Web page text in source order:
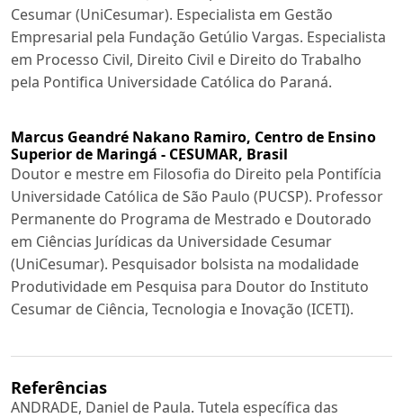
Cesumar (UniCesumar). Especialista em Gestão
Empresarial pela Fundação Getúlio Vargas. Especialista
em Processo Civil, Direito Civil e Direito do Trabalho
pela Pontifica Universidade Católica do Paraná.
Marcus Geandré Nakano Ramiro, Centro de Ensino
Superior de Maringá - CESUMAR, Brasil
Doutor e mestre em Filosofia do Direito pela Pontifícia
Universidade Católica de São Paulo (PUCSP). Professor
Permanente do Programa de Mestrado e Doutorado
em Ciências Jurídicas da Universidade Cesumar
(UniCesumar). Pesquisador bolsista na modalidade
Produtividade em Pesquisa para Doutor do Instituto
Cesumar de Ciência, Tecnologia e Inovação (ICETI).
Referências
ANDRADE, Daniel de Paula. Tutela específica das